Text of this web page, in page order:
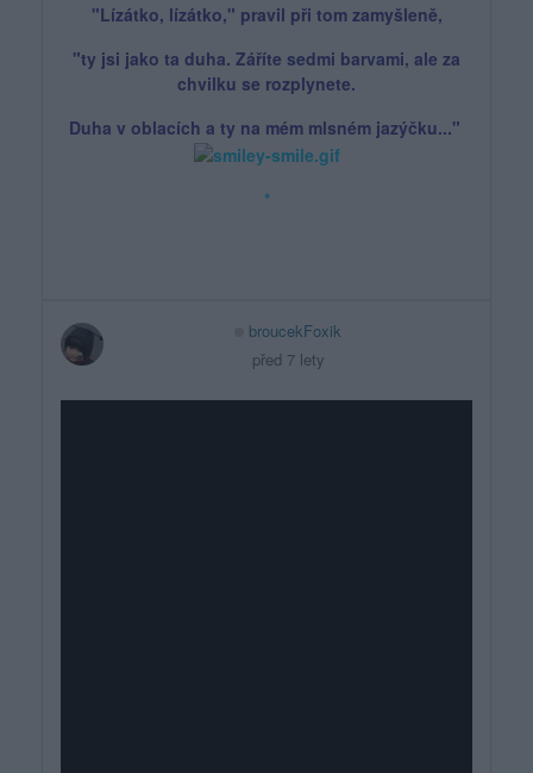
"Lízátko, lízátko," pravil při tom zamyšleně,
"ty jsi jako ta duha. Záříte sedmi barvami, ale za
chvilku se rozplynete.
Duha v oblacích a ty na mém mlsném jazýčku..."
*
broucekFoxik
před 7 lety